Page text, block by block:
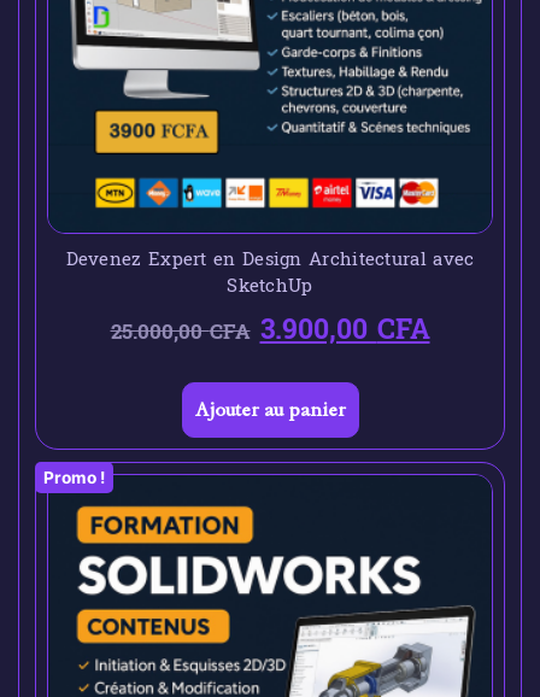
Devenez Expert en Design Architectural avec
SketchUp
25.000,00CFA 3.900,00CFA
Ajouter au panier
Promo !